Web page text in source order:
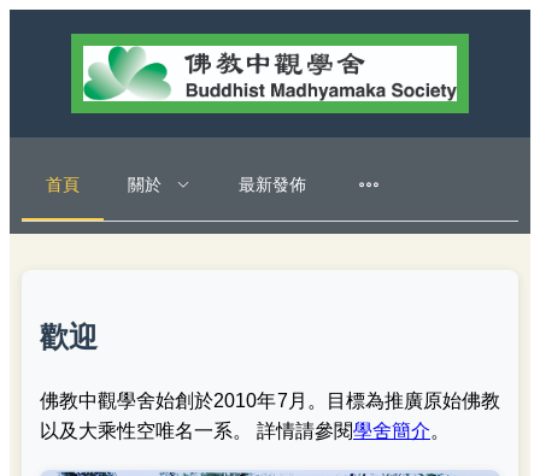
首頁 關於 最新發佈
歡迎
佛教中觀學舍始創於2010年7月。目標為推廣原始佛教
以及大乘性空唯名一系。 詳情請參閱學舍簡介。